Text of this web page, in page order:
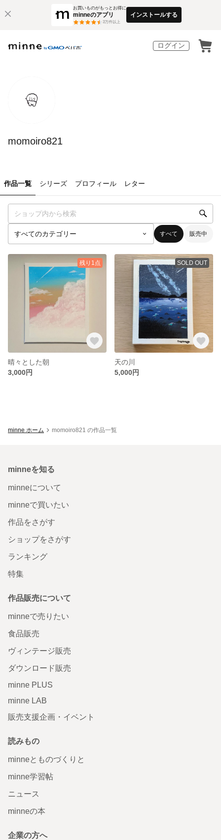
お買いものがもっとお得に
minneのアプリ
3万件以上
インストールする
ログイン
momoiro821
作品一覧 シリーズ プロフィール レター
すべて 販売中
残り1点
晴々とした朝
3,000円
SOLD OUT
天の川
5,000円
minne ホーム momoiro821 の作品一覧
minneを知る
minneについて
minneで買いたい
作品をさがす
ショップをさがす
ランキング
特集
作品販売について
minneで売りたい
食品販売
ヴィンテージ販売
ダウンロード販売
minne PLUS
minne LAB
販売支援企画・イベント
読みもの
minneとものづくりと
minne学習帖
ニュース
minneの本
企業の方へ